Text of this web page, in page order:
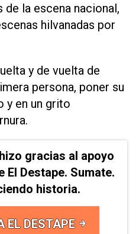
la escena nacional,
hilvanadas por
y de vuelta de
persona, poner su
y en un grito
gracias al apoyo
El Destape. Sumate.
historia.
EL DESTAPE